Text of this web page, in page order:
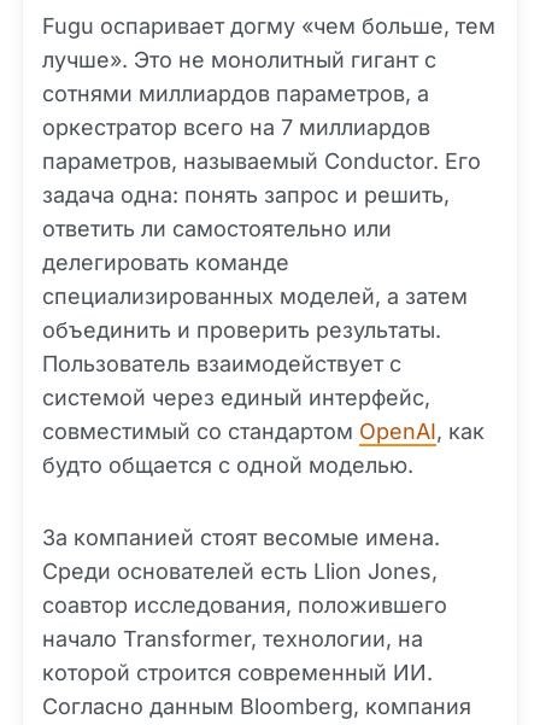
Fugu оспаривает догму «чем больше, тем
лучше». Это не монолитный гигант с
сотнями миллиардов параметров, а
оркестратор всего на 7 миллиардов
параметров, называемый Conductor. Его
задача одна: понять запрос и решить,
ответить ли самостоятельно или
делегировать команде
специализированных моделей, а затем
объединить и проверить результаты.
Пользователь взаимодействует с
системой через единый интерфейс,
совместимый со стандартом OpenAI, как
будто общается с одной моделью.
За компанией стоят весомые имена.
Среди основателей есть Llion Jones,
соавтор исследования, положившего
начало Transformer, технологии, на
которой строится современный ИИ.
Согласно данным Bloomberg, компания